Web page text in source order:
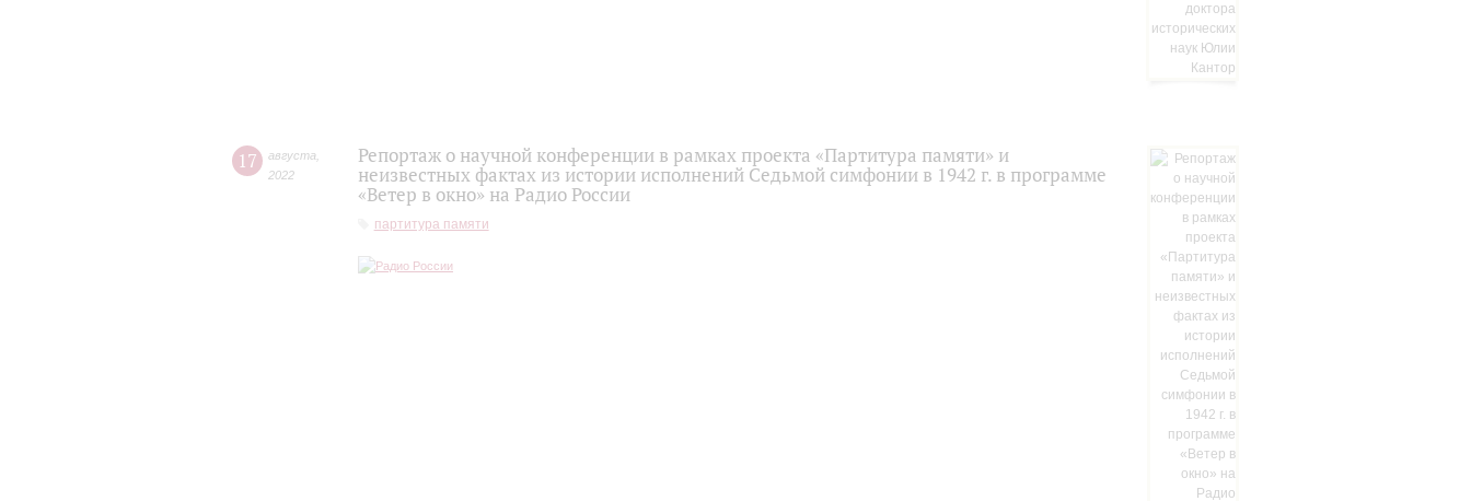
17 августа
2022
Репортаж о научной конференции в рамках проекта «Партитура памяти» и
неизвестных фактах из истории исполнений Седьмой симфонии в 1942 г. в программе
«Ветер в окно» на Радио России
партитура памяти